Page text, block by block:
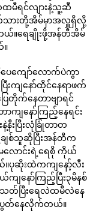
မီရင်လျားနဲ့သူ့ဆီ
သားတို့အိမ်မှာအလှူရှိလို့
။ရေချိုးဖို့အန်တီအိမ်
ေကျော်လောက်ပဲကွာ
ကျနော်ထိုင်နေရာဖက်
ေတိုက်နေတာဗျာရင်
ကျနော်ကြည့်နေရင်း
ပြီးလုံခြုံတာတ
ချစ်သူဆိုပြီးအန်တီက
မလောင်းရဲ့ရေစို ကိုယ်
ပုဆိုးထဲကကျနော့်လီး
နော်ကြည့်ပြီး၃မိနစ်
တ်ပြီးရေလဲထမီလဲနေ
ပွတ်နေလိုက်တယ်။